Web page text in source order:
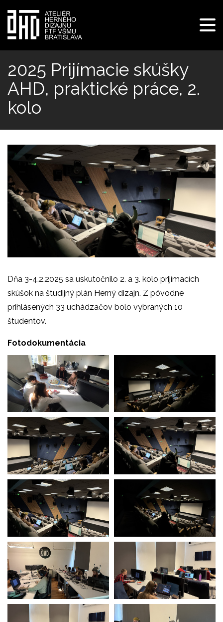
Skočiť
hlavný
obsah
2025 Prijímacie skúšky
AHD, praktické práce, 2.
kolo
Dňa 3-4.2.2025 sa uskutočnilo 2. a 3. kolo prijímacích
skúšok na študijný plán Herný dizajn. Z pôvodne
prihlásených 33 uchádzačov bolo vybraných 10
študentov.
Fotodokumentácia